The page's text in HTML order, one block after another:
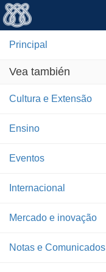
Principal
Vea también
Cultura e Extensão
Ensino
Eventos
Internacional
Mercado e inovação
Notas e Comunicados